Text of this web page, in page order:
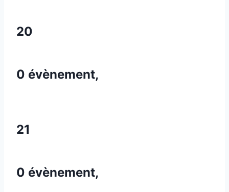
20
0 évènement,
21
0 évènement,